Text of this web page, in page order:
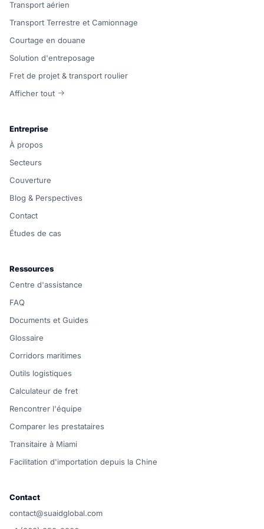
Transport aérien
Transport Terrestre et Camionnage
Courtage en douane
Solution d'entreposage
Fret de projet & transport roulier
Afficher tout
Entreprise
À propos
Secteurs
Couverture
Blog & Perspectives
Contact
Études de cas
Ressources
Centre d'assistance
FAQ
Documents et Guides
Glossaire
Corridors maritimes
Outils logistiques
Calculateur de fret
Rencontrer l'équipe
Comparer les prestataires
Transitaire à Miami
Facilitation d'importation depuis la Chine
Contact
contact@suaidglobal.com